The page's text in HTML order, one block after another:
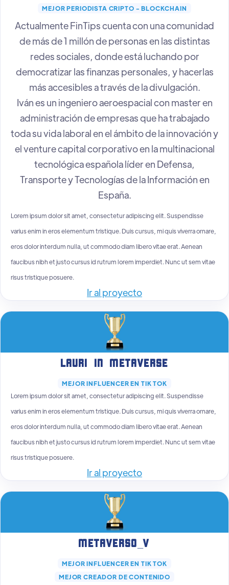
MEJOR PERIODISTA CRIPTO - BLOCKCHAIN
Actualmente FinTips cuenta con una comunidad
de más de 1 millón de personas en las distintas
redes sociales, donde está luchando por
democratizar las finanzas personales, y hacerlas
más accesibles a través de la divulgación.
Iván es un ingeniero aeroespacial con master en
administración de empresas que ha trabajado
toda su vida laboral en el ámbito de la innovación y
el venture capital corporativo en la multinacional
tecnológica española líder en Defensa,
Transporte y Tecnologías de la Información en
España.
Lorem ipsum dolor sit amet, consectetur adipiscing elit. Suspendisse
varius enim in eros elementum tristique. Duis cursus, mi quis viverra ornare,
eros dolor interdum nulla, ut commodo diam libero vitae erat. Aenean
faucibus nibh et justo cursus id rutrum lorem imperdiet. Nunc ut sem vitae
risus tristique posuere.
Ir al proyecto
Lauri in Metaverse
MEJOR INFLUENCER EN TIK TOK
Lorem ipsum dolor sit amet, consectetur adipiscing elit. Suspendisse
varius enim in eros elementum tristique. Duis cursus, mi quis viverra ornare,
eros dolor interdum nulla, ut commodo diam libero vitae erat. Aenean
faucibus nibh et justo cursus id rutrum lorem imperdiet. Nunc ut sem vitae
risus tristique posuere.
Ir al proyecto
Metaverso_v
MEJOR INFLUENCER EN TIK TOK
MEJOR CREADOR DE CONTENIDO